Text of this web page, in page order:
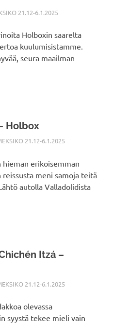
21.12-6.1.2025
Holboxin saarelta
kuulumisistamme.
seura maailman
Holbox
21.12-6.1.2025
erikoisemman
reissusta meni samoja teitä
autolla Valladolidista
Itzá –
21.12-6.1.2025
olevassa
syystä tekee mieli vain